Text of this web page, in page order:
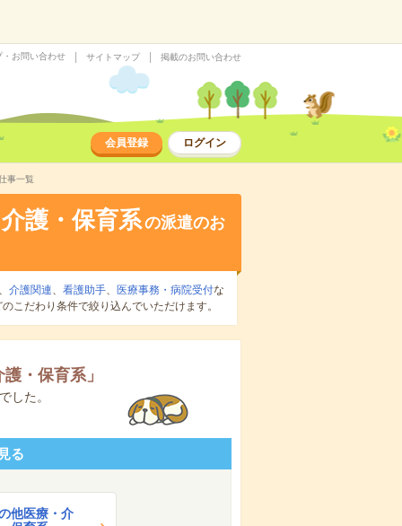
・お問い合わせ サイトマップ 掲載のお問い合わせ
会員登録 ログイン
事一覧
護・保育系の派遣のお
介護関連、 看護助手、 医療事務・病院受付な
こだわり条件で絞り込んでいただけます。
護・保育系」
した。
る
の他医療・介